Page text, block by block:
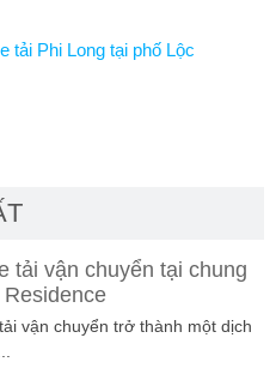
tải Phi Long tại phố Lộc
tải vận chuyển tại chung
vận chuyển trở thành một dịch